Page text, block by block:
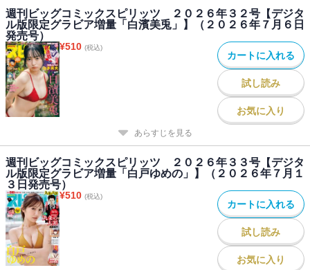
週刊ビッグコミックスピリッツ ２０２６年３２号【デジタ
ル版限定グラビア増量「白濱美兎」】（２０２６年７月６日
発売号）
¥510 (税込)
カートに入れる
試し読み
お気に入り
あらすじを見る
週刊ビッグコミックスピリッツ ２０２６年３３号【デジタ
ル版限定グラビア増量「白戸ゆめの」】（２０２６年７月１
３日発売号）
¥510 (税込)
カートに入れる
試し読み
お気に入り